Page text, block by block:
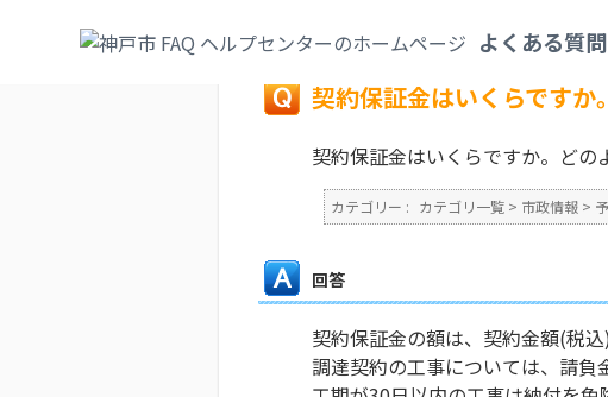
よくある質
戻る
契約保証金はいくらですか
契約保証金はいくらですか。どの
カテゴリー : カテゴリ一覧 > 市政情報 >
回答
契約保証金の額は、契約金額(税
調達契約の工事については、請